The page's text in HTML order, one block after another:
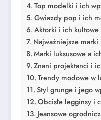
Top modelki i ich
Gwiazdy pop i ich
Aktorki i ich kultowe
Najważniejsze
Marki luksusowe a
Znani projektanci i
Trendy modowe w
Styl grunge i jego
Obcisłe legginsy i
Jeansowe